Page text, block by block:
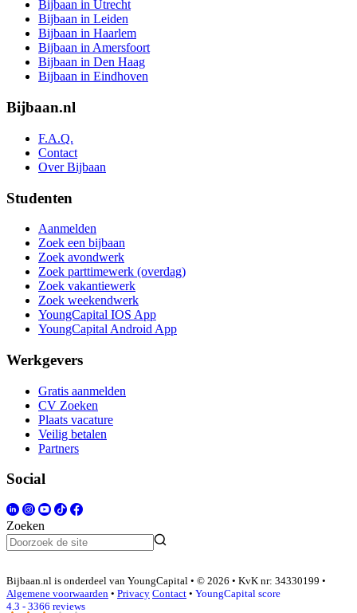
Bijbaan in Utrecht
Bijbaan in Leiden
Bijbaan in Haarlem
Bijbaan in Amersfoort
Bijbaan in Den Haag
Bijbaan in Eindhoven
Bijbaan.nl
F.A.Q.
Contact
Over Bijbaan
Studenten
Aanmelden
Zoek een bijbaan
Zoek avondwerk
Zoek parttimewerk (overdag)
Zoek vakantiewerk
Zoek weekendwerk
YoungCapital IOS App
YoungCapital Android App
Werkgevers
Gratis aanmelden
CV Zoeken
Plaats vacature
Veilig betalen
Partners
Social
Zoeken
Bijbaan.nl is onderdeel van YoungCapital • © 2026 • KvK nr: 34330199 •
Algemene voorwaarden • Privacy Contact • YoungCapital score
4.3 - 3366 reviews